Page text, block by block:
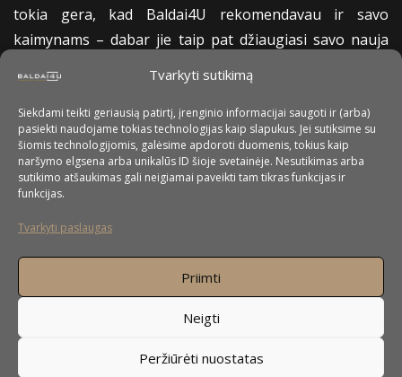
Tvarkyti sutikimą
Siekdami teikti geriausią patirtį, įrenginio informacijai saugoti ir (arba)
pasiekti naudojame tokias technologijas kaip slapukus. Jei sutiksime su
šiomis technologijomis, galėsime apdoroti duomenis, tokius kaip
naršymo elgsena arba unikalūs ID šioje svetainėje. Nesutikimas arba
sutikimo atšaukimas gali neigiamai paveikti tam tikras funkcijas ir
funkcijas.
Tvarkyti paslaugas
Priimti
Neigti
Peržiūrėti nuostatas
tokia gera, kad Baldai4U rekomendavau ir savo
kaimynams – dabar jie taip pat džiaugiasi savo nauja
Dar kartą ačiū! Jei ateityje man reikės baldų, tikrai
kreipsiuosi į jus vėl ir tikiuosi, kad Milda vis dar dirbs
komandoje 🙂
Šilti linkėjimai,